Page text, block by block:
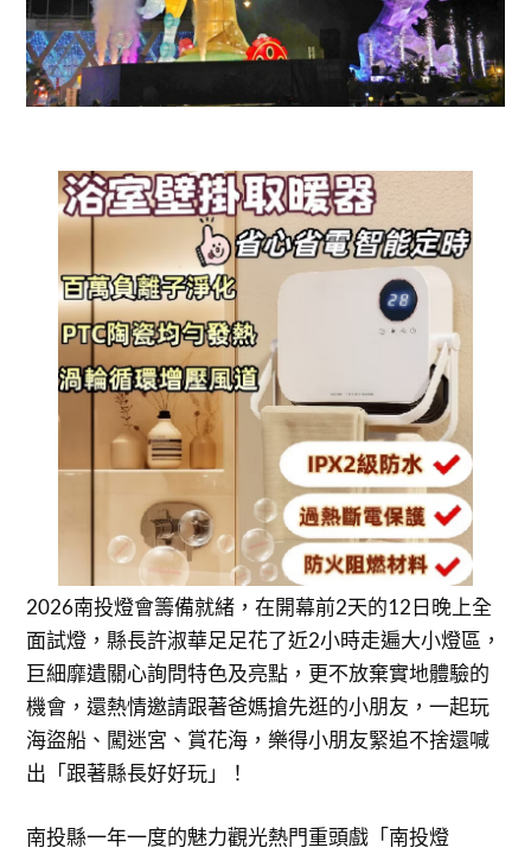
2026南投燈會籌備就緒，在開幕前2天的12日晚上全
面試燈，縣長許淑華足足花了近2小時走遍大小燈區，
巨細靡遺關心詢問特色及亮點，更不放棄實地體驗的
機會，還熱情邀請跟著爸媽搶先逛的小朋友，一起玩
海盜船、闖迷宮、賞花海，樂得小朋友緊追不捨還喊
出「跟著縣長好好玩」！
南投縣一年一度的魅力觀光熱門重頭戲「南投燈